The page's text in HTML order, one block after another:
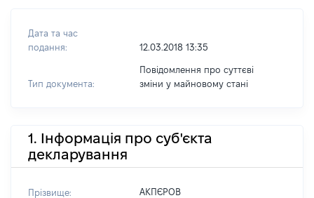
Дата та час
подання:
12.03.2018 13:35
Тип документа:
Повідомлення про суттєві
зміни y майновому стані
1. Інформація про суб'єкта
декларування
Прізвище: АКПЄРОВ